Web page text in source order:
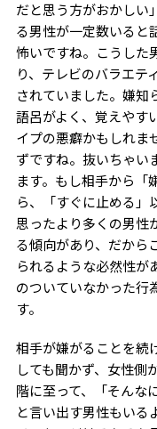
だと思う方がおかしい
る男性が一定数いると
怖いですね。こうした
り、テレビのバラエテ
されていました。嫌知
語呂がよく、覚えやす
イプの悪癖かもしれま
ずですね。抜いちゃい
ます。もし相手から「
ら、「すぐに止める」
思ったより多くの男性
る傾向があり、だから
られるような必然性が
のついていなかった行
す。
相手が嫌がることを続
しても聞かず、女性側
階に至って、「そんな
と言い出す男性もいる